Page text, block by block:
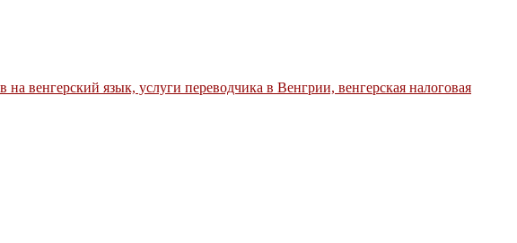
венгерский язык, услуги переводчика в Bенгрии, венгерская налоговая